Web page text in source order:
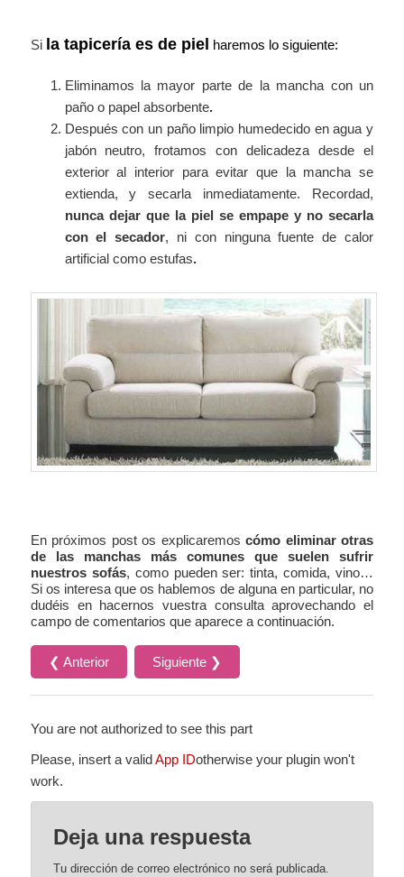
Si la tapicería es de piel haremos lo siguiente:
Eliminamos la mayor parte de la mancha con un
paño o papel absorbente.
Después con un paño limpio humedecido en agua y
jabón neutro, frotamos con delicadeza desde el
exterior al interior para evitar que la mancha se
extienda, y secarla inmediatamente. Recordad,
nunca dejar que la piel se empape y no secarla
con el secador, ni con ninguna fuente de calor
artificial como estufas.
En próximos post os explicaremoscómo eliminar otras
de las manchas más comunes que suelen sufrir
nuestros sofás, como pueden ser: tinta, comida, vino…
Si os interesa que os hablemos de alguna en particular, no
dudéis en hacernos vuestra consulta aprovechando el
campo de comentarios que aparece a continuación.
❮ Anterior Siguiente ❯
You are not authorized to see this part
Please, insert a validApp IDotherwise your plugin won't
work.
Deja una respuesta
Tu dirección de correo electrónico no será publicada.